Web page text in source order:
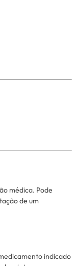
médica. Pode
de um
indicado